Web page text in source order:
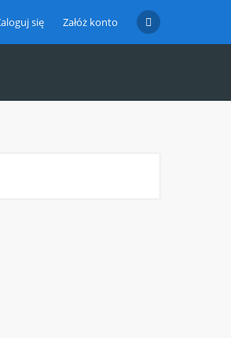
się Załóż konto